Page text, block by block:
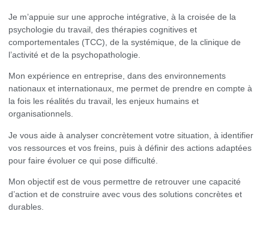
Je m’appuie sur une approche intégrative, à la croisée de la
psychologie du travail, des thérapies cognitives et
comportementales (TCC), de la systémique, de la clinique de
l’activité et de la psychopathologie.
Mon expérience en entreprise, dans des environnements
nationaux et internationaux, me permet de prendre en compte à
la fois les réalités du travail, les enjeux humains et
organisationnels.
Je vous aide à analyser concrètement votre situation, à identifier
vos ressources et vos freins, puis à définir des actions adaptées
pour faire évoluer ce qui pose difficulté.
Mon objectif est de vous permettre de retrouver une capacité
d’action et de construire avec vous des solutions concrètes et
durables.